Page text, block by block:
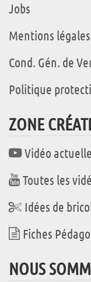
Jobs
Mentions légales
Cond. Gén. de
Politique
ZONE
Vidéo actuelle
Toutes les
Idées de
Fiches
NOUS